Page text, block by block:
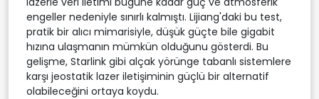
engeller nedeniyle sınırlı kalmıştı. Lijiang'daki bu test,
pratik bir alıcı mimarisiyle, düşük güçte bile gigabit
hızına ulaşmanın mümkün olduğunu gösterdi. Bu
gelişme, Starlink gibi alçak yörünge tabanlı sistemlere
karşı jeostatik lazer iletişiminin güçlü bir alternatif
olabileceğini ortaya koydu.